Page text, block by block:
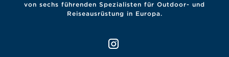
von sechs führenden Spezialisten für Outdoor- und
Reiseausrüstung in Europa.